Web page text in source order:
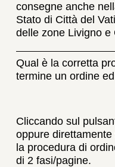
consegne anche
Stato di Città del
delle zone Livigno e
Qual è la corretta
termine un ordine
Cliccando sul
oppure
la procedura di
di 2 fasi/pagine.